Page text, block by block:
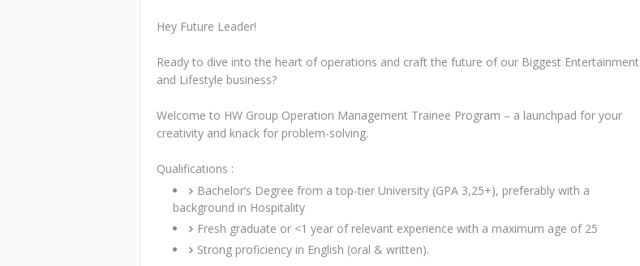
Hey Future Leader!
Ready to dive into the heart of operations and craft the future of our Biggest Entertainment
and Lifestyle business?
Welcome to HW Group Operation Management Trainee Program – a launchpad for your
creativity and knack for problem-solving.
Qualifications :
Bachelor’s Degree from a top-tier University (GPA 3,25+), preferably with a
background in Hospitality
Fresh graduate or <1 year of relevant experience with a maximum age of 25
Strong proficiency in English (oral & written).